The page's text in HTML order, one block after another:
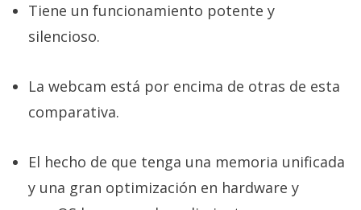
Tiene un funcionamiento potente y
silencioso.
La webcam está por encima de otras de esta
comparativa.
El hecho de que tenga una memoria unificada
y una gran optimización en hardware y